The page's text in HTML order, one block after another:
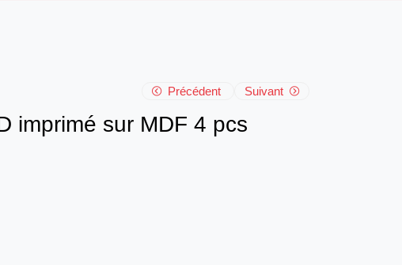
Précédent
Suivant
imprimé sur MDF 4 pcs